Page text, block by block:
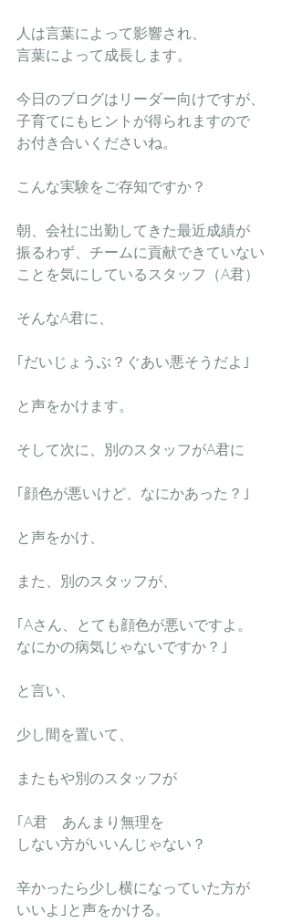
人は言葉によって影響され、
言葉によって成長します。
今日のブログはリーダー向けですが、
子育てにもヒントが得られますので
お付き合いくださいね。
こんな実験をご存知ですか？
朝、会社に出勤してきた最近成績が
振るわず、チームに貢献できていない
ことを気にしているスタッフ（A君）
そんなA君に、
｢だいじょうぶ？ぐあい悪そうだよ｣
と声をかけます。
そして次に、別のスタッフがA君に
｢顔色が悪いけど、なにかあった？｣
と声をかけ、
また、別のスタッフが、
｢Aさん、とても顔色が悪いですよ。
なにかの病気じゃないですか？｣
と言い、
少し間を置いて、
またもや別のスタッフが
｢A君　あんまり無理を
しない方がいいんじゃない？
辛かったら少し横になっていた方が
いいよ｣と声をかける。